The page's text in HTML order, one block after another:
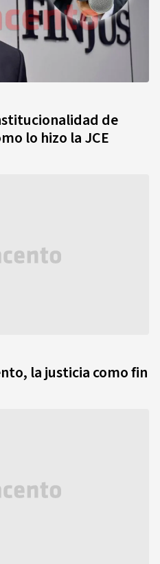
de
lo hizo la JCE
la justicia como fin